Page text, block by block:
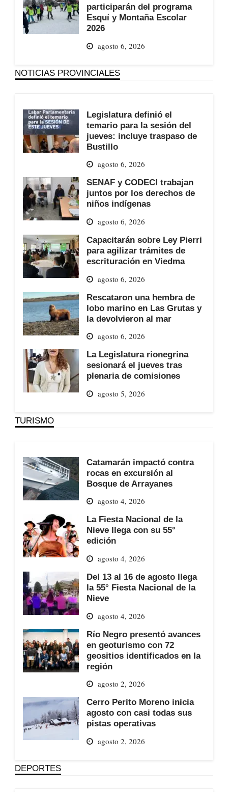
participarán del programa
Esquí y Montaña Escolar
2026
agosto 6, 2026
NOTICIAS PROVINCIALES
Legislatura definió el
temario para la sesión del
jueves: incluye traspaso de
Bustillo
agosto 6, 2026
SENAF y CODECI trabajan
juntos por los derechos de
niños indígenas
agosto 6, 2026
Capacitarán sobre Ley Pierri
para agilizar trámites de
escrituración en Viedma
agosto 6, 2026
Rescataron una hembra de
lobo marino en Las Grutas y
la devolvieron al mar
agosto 6, 2026
La Legislatura rionegrina
sesionará el jueves tras
plenaria de comisiones
agosto 5, 2026
TURISMO
Catamarán impactó contra
rocas en excursión al
Bosque de Arrayanes
agosto 4, 2026
La Fiesta Nacional de la
Nieve llega con su 55°
edición
agosto 4, 2026
Del 13 al 16 de agosto llega
la 55° Fiesta Nacional de la
Nieve
agosto 4, 2026
Río Negro presentó avances
en geoturismo con 72
geositios identificados en la
región
agosto 2, 2026
Cerro Perito Moreno inicia
agosto con casi todas sus
pistas operativas
agosto 2, 2026
DEPORTES